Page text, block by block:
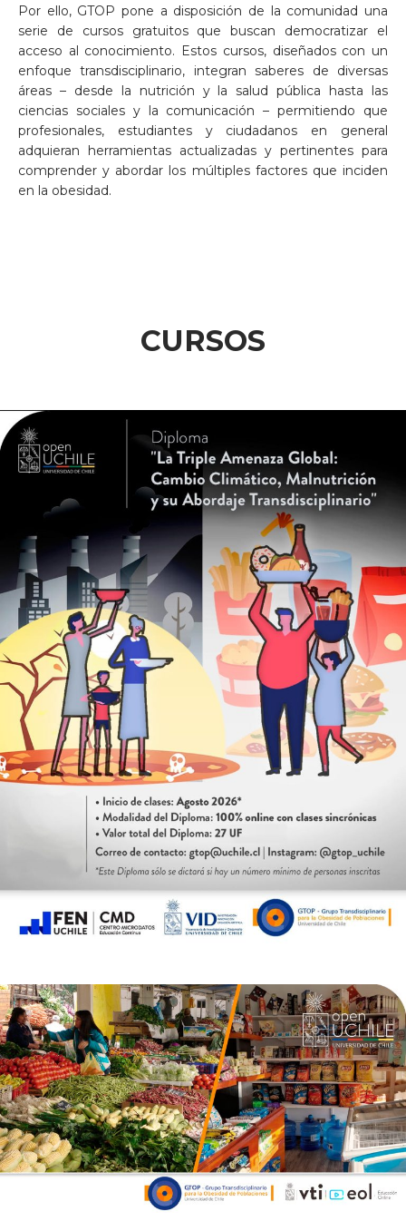
Por ello, GTOP pone a disposición de la comunidad una
serie de cursos gratuitos que buscan democratizar el
acceso al conocimiento. Estos cursos, diseñados con un
enfoque transdisciplinario, integran saberes de diversas
áreas – desde la nutrición y la salud pública hasta las
ciencias sociales y la comunicación – permitiendo que
profesionales, estudiantes y ciudadanos en general
adquieran herramientas actualizadas y pertinentes para
comprender y abordar los múltiples factores que inciden
en la obesidad.
CURSOS